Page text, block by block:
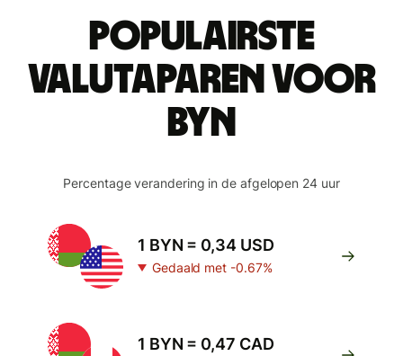
Populairste
valutaparen voor
BYN
Percentage verandering in de afgelopen 24 uur
1 BYN = 0,34 USD
Gedaald met -0.67%
1 BYN = 0,47 CAD